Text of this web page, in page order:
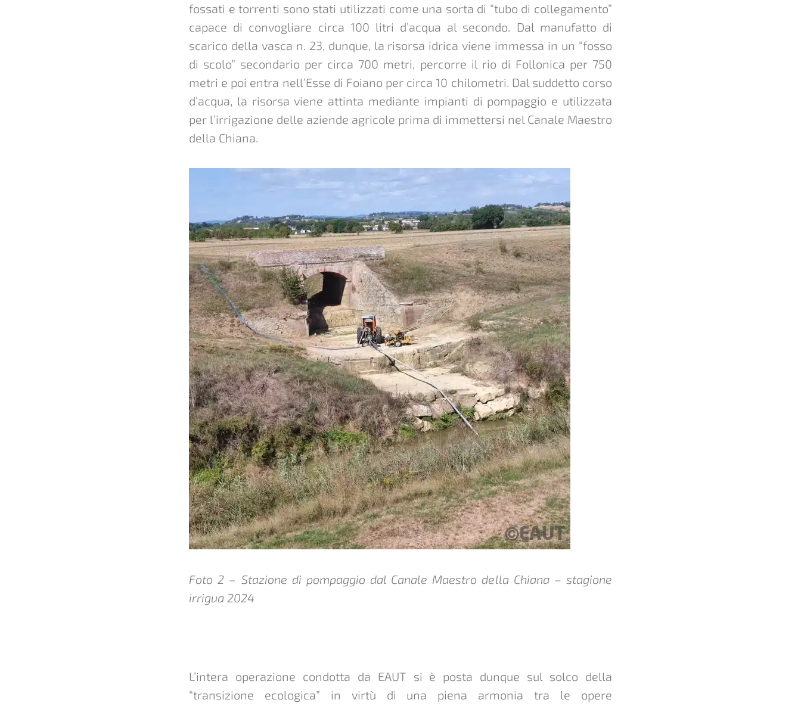
fossati e torrenti sono stati utilizzati come una sorta di “tubo di collegamento”
capace di convogliare circa 100 litri d’acqua al secondo. Dal manufatto di
scarico della vasca n. 23, dunque, la risorsa idrica viene immessa in un “fosso
di scolo” secondario per circa 700 metri, percorre il rio di Follonica per 750
metri e poi entra nell’Esse di Foiano per circa 10 chilometri. Dal suddetto corso
d’acqua, la risorsa viene attinta mediante impianti di pompaggio e utilizzata
per l’irrigazione delle aziende agricole prima di immettersi nel Canale Maestro
della Chiana.
Foto 2 – Stazione di pompaggio dal Canale Maestro della Chiana – stagione
irrigua 2024
L’intera operazione condotta da EAUT si è posta dunque sul solco della
“transizione ecologica” in virtù di una piena armonia tra le opere